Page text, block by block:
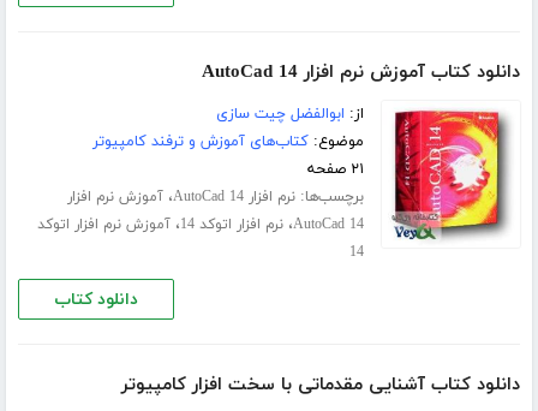
دانلود کتاب آموزش نرم افزار AutoCad 14
از: ابوالفضل چیت سازی
موضوع:کتاب‌های آموزش و ترفند کامپیوتر
۲۱ صفحه
برچسب‌ها:نرم افزار AutoCad 14 ،آموزش نرم افزار
AutoCad 14،نرم افزار اتوکد 14 ،آموزش نرم افزار اتوکد
14
دانلود کتاب
دانلود کتاب آشنایی مقدماتی با سخت افزار کامپیوتر